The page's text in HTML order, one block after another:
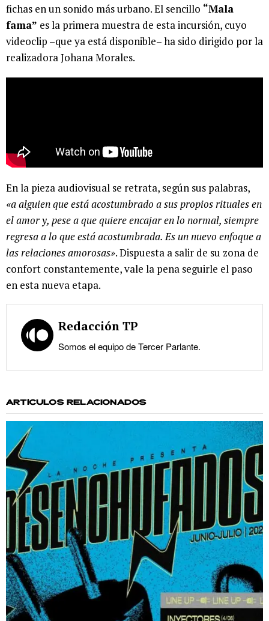
fichas en un sonido más urbano. El sencillo “Mala
fama” es la primera muestra de esta incursión, cuyo
videoclip –que ya está disponible– ha sido dirigido por la
realizadora Johana Morales.
En la pieza audiovisual se retrata, según sus palabras,
«a alguien que está acostumbrado a sus propios rituales en
el amor y, pese a que quiere encajar en lo normal, siempre
regresa a lo que está acostumbrada. Es un nuevo enfoque a
las relaciones amorosas». Dispuesta a salir de su zona de
confort constantemente, vale la pena seguirle el paso
en esta nueva etapa.
Redacción TP
Somos el equipo de Tercer Parlante.
ARTÍCULOS RELACIONADOS